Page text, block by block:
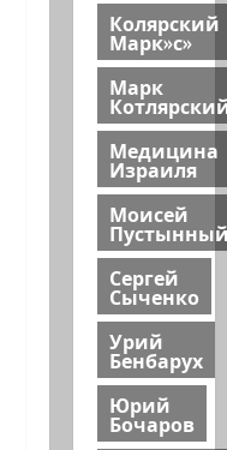
Колярский
Марк»с»
Марк
Медицина
Израиля
Моисей
Сергей
Сыченко
Урий
Бенбарух
Юрий
Бочаров